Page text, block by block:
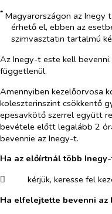
* Magyarországon az
érhető el, ebben az
szimvasztatin tartalmú
Az Inegy-t este kell
függetlenül.
Amennyiben kezelőorvosa
koleszterinszint csökkentő
epesavkötő szerrel együtt
bevétele előtt legalább 2
bevennie az Inegy-t.
Ha az előírtnál több
​
kérjük, keresse fel
Ha elfelejtette bevenni az